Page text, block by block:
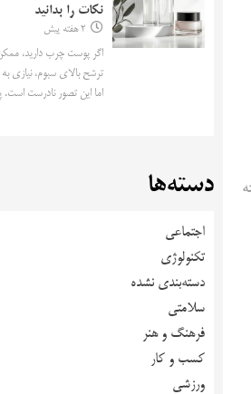
۳۴۰۰ بازنشسته
نکات را بدانید
2 هفته پیش
اگر پوست چرب دارید،
ترشح بالای سبوم، نیازی به
اما این تصور نادرست
دسته‌ها
اجتماعی
تکنولوژی
دسته‌بندی نشده
سلامتی
فرهنگ و هنر
کسب و کار
ورزشی